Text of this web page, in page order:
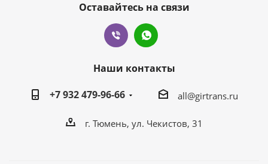
Оставайтесь на связи
Наши контакты
+7 932 479-96-66
all@girtrans.ru
г. Тюмень, ул. Чекистов, 31